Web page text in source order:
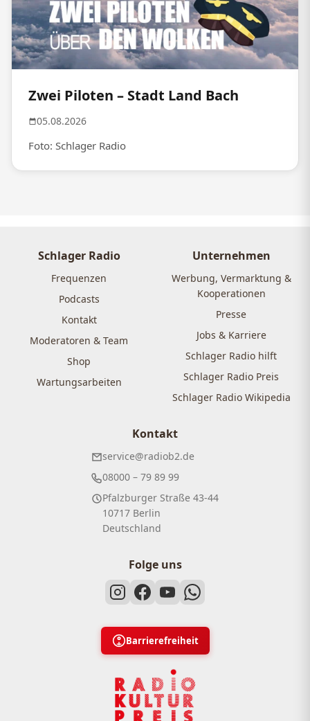
Zwei Piloten – Stadt Land Bach
05.08.2026
Foto: Schlager Radio
Schlager Radio
Frequenzen
Podcasts
Kontakt
Moderatoren & Team
Shop
Wartungsarbeiten
Unternehmen
Werbung, Vermarktung &
Kooperationen
Presse
Jobs & Karriere
Schlager Radio hilft
Schlager Radio Preis
Schlager Radio Wikipedia
Kontakt
service@radiob2.de
08000 – 79 89 99
Pfalzburger Straße 43-44
10717 Berlin
Deutschland
Folge uns
Barrierefreiheit